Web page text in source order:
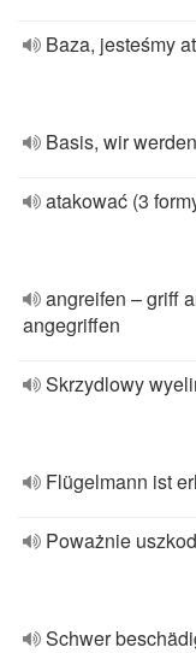
Baza, jesteśmy
Basis, wir
atakować (3
angreifen – griff
angegriffen
Skrzydlowy
Flügelmann ist
Poważnie
Schwer